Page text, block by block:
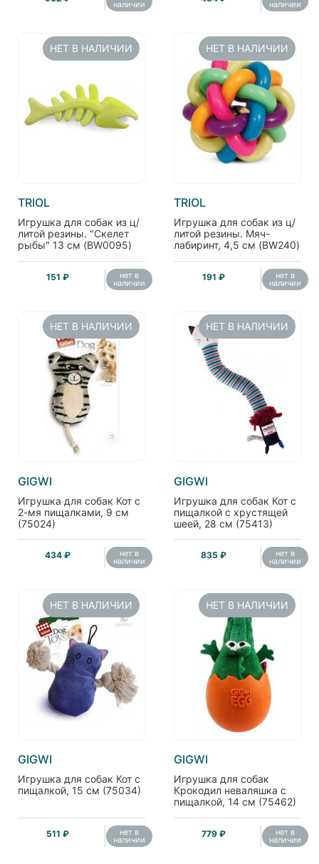
наличии наличии
НЕТ В НАЛИЧИИ
TRIOL
Игрушка для собак из ц/
литой резины. "Скелет
рыбы" 13 см (BW0095)
151 ₽ нет в
наличии
НЕТ В НАЛИЧИИ
TRIOL
Игрушка для собак из ц/
литой резины. Мяч-
лабиринт, 4,5 см (BW240)
191 ₽ нет в
наличии
НЕТ В НАЛИЧИИ
GIGWI
Игрушка для собак Кот с
2-мя пищалками, 9 см
(75024)
434 ₽ нет в
наличии
НЕТ В НАЛИЧИИ
GIGWI
Игрушка для собак Кот с
пищалкой с хрустящей
шеей, 28 см (75413)
835 ₽ нет в
наличии
НЕТ В НАЛИЧИИ
GIGWI
Игрушка для собак Кот с
пищалкой, 15 см (75034)
511 ₽ нет в
наличии
НЕТ В НАЛИЧИИ
GIGWI
Игрушка для собак
Крокодил неваляшка с
пищалкой, 14 см (75462)
779 ₽ нет в
наличии